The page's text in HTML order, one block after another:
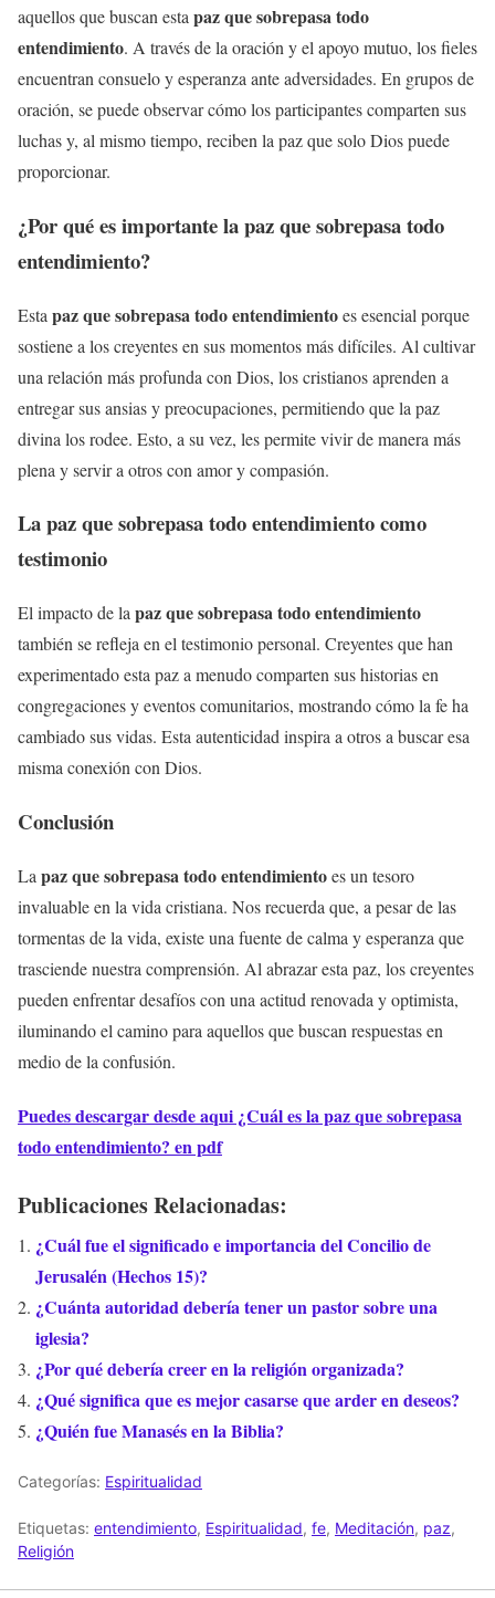
aquellos que buscan estapaz que sobrepasa todo
entendimiento. A través de la oración y el apoyo mutuo, los fieles
encuentran consuelo y esperanza ante adversidades. En grupos de
oración, se puede observar cómo los participantes comparten sus
luchas y, al mismo tiempo, reciben la paz que solo Dios puede
proporcionar.
¿Por qué es importante lapaz que sobrepasa todo
entendimiento?
Esta paz que sobrepasa todo entendimientoes esencial porque
sostiene a los creyentes en sus momentos más difíciles. Al cultivar
una relación más profunda con Dios, los cristianos aprenden a
entregar sus ansias y preocupaciones, permitiendo que la paz
divina los rodee. Esto, a su vez, les permite vivir de manera más
plena y servir a otros con amor y compasión.
Lapaz que sobrepasa todo entendimientocomo
testimonio
El impacto de la paz que sobrepasa todo entendimiento
también se refleja en el testimonio personal. Creyentes que han
experimentado esta paz a menudo comparten sus historias en
congregaciones y eventos comunitarios, mostrando cómo la fe ha
cambiado sus vidas. Esta autenticidad inspira a otros a buscar esa
misma conexión con Dios.
Conclusión
La paz que sobrepasa todo entendimientoes un tesoro
invaluable en la vida cristiana. Nos recuerda que, a pesar de las
tormentas de la vida, existe una fuente de calma y esperanza que
trasciende nuestra comprensión. Al abrazar esta paz, los creyentes
pueden enfrentar desafíos con una actitud renovada y optimista,
iluminando el camino para aquellos que buscan respuestas en
medio de la confusión.
Puedes descargar desde aqui ¿Cuál es la paz que sobrepasa
todo entendimiento? en pdf
Publicaciones Relacionadas:
¿Cuál fue el significado e importancia del Concilio de
Jerusalén (Hechos 15)?
¿Cuánta autoridad debería tener un pastor sobre una
iglesia?
¿Por qué debería creer en la religión organizada?
¿Qué significa que es mejor casarse que arder en deseos?
¿Quién fue Manasés en la Biblia?
Categorías: Espiritualidad
Etiquetas: entendimiento, Espiritualidad, fe, Meditación, paz,
Religión